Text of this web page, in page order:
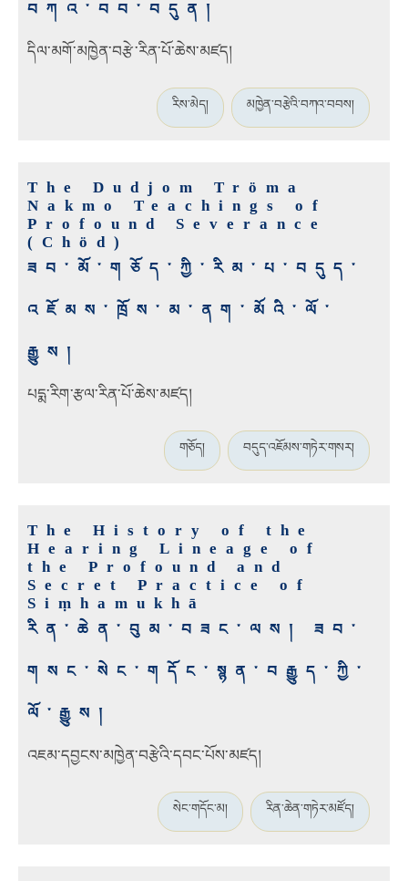
བཀའ་བབ་བདུན།
དིལ་མགོ་མཁྱེན་བརྩེ་རིན་པོ་ཆེས་མཛད།
རིས་མེད། མཁྱེན་བརྩེའི་བཀའ་བབས།
The Dudjom Tröma
Nakmo Teachings of
Profound Severance
(Chöd)
ཟབ་མོ་གཅོད་ཀྱི་རིམ་པ་བདུད་
འཇོམས་ཁྲོས་མ་ནག་མོའི་ལོ་
རྒྱུས།
པདྨ་རིག་རྩལ་རིན་པོ་ཆེས་མཛད།
གཅོད། བདུད་འཇོམས་གཏེར་གསར།
The History of the
Hearing Lineage of
the Profound and
Secret Practice of
Siṃhamukhā
རིན་ཆེན་བུམ་བཟང་ལས། ཟབ་
གསང་སེང་གདོང་སྙན་བརྒྱུད་ཀྱི་
ལོ་རྒྱུས།
འཇམ་དབྱངས་མཁྱེན་བརྩེའི་དབང་པོས་མཛད།
སེང་གདོང་མ། རིན་ཆེན་གཏེར་མཛོད།